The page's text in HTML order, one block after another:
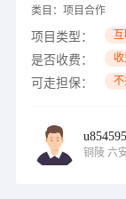
类目： 项目合作
项目类型：
是否收费：
可走担保：
u854595
铜陵 六